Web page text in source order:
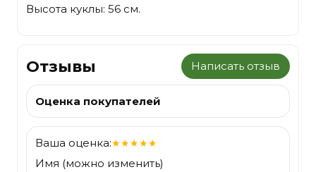
Высота куклы: 56 см.
Отзывы Написать отзыв
Оценка покупателей
Ваша оценка:★★★★★
Имя (можно изменить)